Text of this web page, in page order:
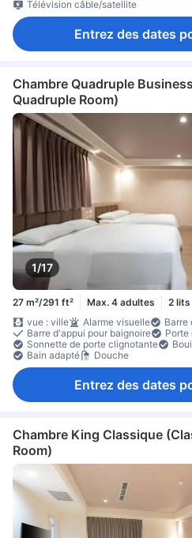
Télévision câble/satellite
Entrez des dates
Chambre Quadruple
Quadruple Room)
1/17
27 m²/291 ft² Max. 4 adultes
2 lits
vue : ville
Alarme visuelle
Barre
Barre d'appui pour baignoire
Porte
Sonnette de porte clignotante
Bain adapté
Douche
Entrez des dates
Chambre King Classique
Room)